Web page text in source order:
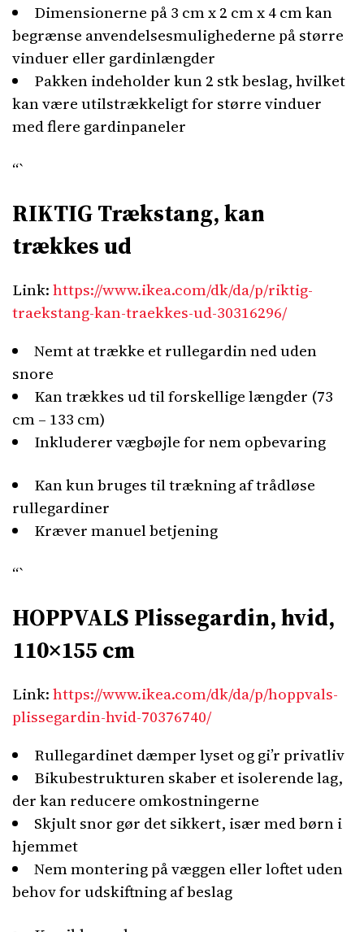
Dimensionerne på 3 cm x 2 cm x 4 cm kan
begrænse anvendelsesmulighederne på større
vinduer eller gardinlængder
Pakken indeholder kun 2 stk beslag, hvilket
kan være utilstrækkeligt for større vinduer
med flere gardinpaneler
“`
RIKTIG Trækstang, kan
trækkes ud
Link:https://www.ikea.com/dk/da/p/riktig-
traekstang-kan-traekkes-ud-30316296/
Nemt at trække et rullegardin ned uden
snore
Kan trækkes ud til forskellige længder (73
cm – 133 cm)
Inkluderer vægbøjle for nem opbevaring
Kan kun bruges til trækning af trådløse
rullegardiner
Kræver manuel betjening
“`
HOPPVALS Plissegardin, hvid,
110×155 cm
Link:https://www.ikea.com/dk/da/p/hoppvals-
plissegardin-hvid-70376740/
Rullegardinet dæmper lyset og gi’r privatliv
Bikubestrukturen skaber et isolerende lag,
der kan reducere omkostningerne
Skjult snor gør det sikkert, især med børn i
hjemmet
Nem montering på væggen eller loftet uden
behov for udskiftning af beslag